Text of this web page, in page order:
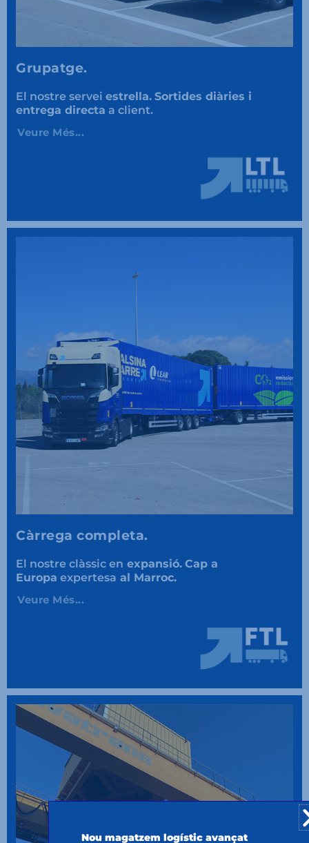
Grupatge.
El nostre servei estrella. Sortides diàries i
entrega directa a client.
Veure Més...
Càrrega completa.
El nostre clàssic en expansió. Cap a
Europa expertesa al Marroc.
Veure Més...
Nou magatzem logístic avançat